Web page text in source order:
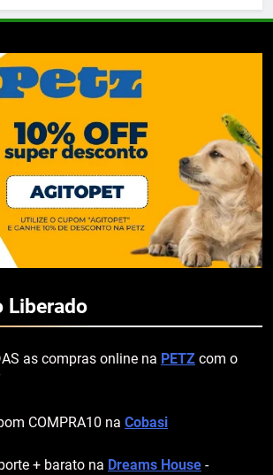
Liberado
as compras online na PETZ com o
COMPRA10 na Cobasi
+ barato na Dreams House -